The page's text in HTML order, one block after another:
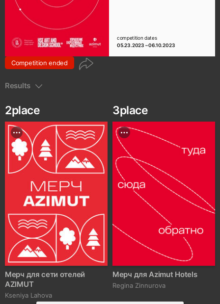
competition dates
05.23.2023 – 06.10.2023
Competition ended
Results
2place
Мерч для сети отелей
AZIMUT
Kseniya Lahova
3place
Мерч для Azimut Hotels
Regina Zinnurova